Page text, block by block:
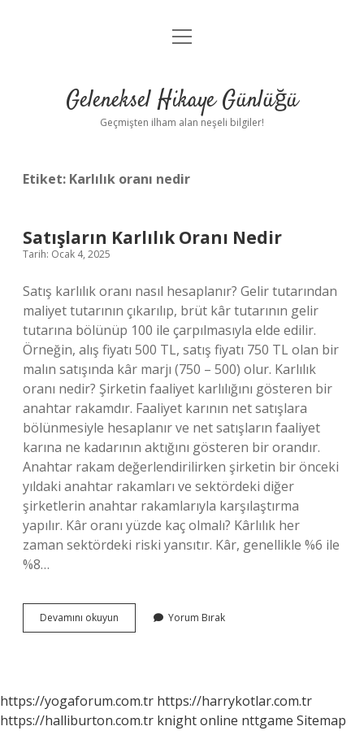
Anasayfa
Yasal Uyarı
menüyü
Geleneksel Hikaye Günlüğü
Geçmişten ilham alan neşeli bilgiler!
Etiket: Karlılık oranı nedir
Satışların Karlılık Oranı Nedir
Tarih: Ocak 4, 2025
Satış karlılık oranı nasıl hesaplanır? Gelir tutarından
maliyet tutarının çıkarılıp, brüt kâr tutarının gelir
tutarına bölünüp 100 ile çarpılmasıyla elde edilir.
Örneğin, alış fiyatı 500 TL, satış fiyatı 750 TL olan bir
malın satışında kâr marjı (750 – 500) olur. Karlılık
oranı nedir? Şirketin faaliyet karlılığını gösteren bir
anahtar rakamdır. Faaliyet karının net satışlara
bölünmesiyle hesaplanır ve net satışların faaliyet
karına ne kadarının aktığını gösteren bir orandır.
Anahtar rakam değerlendirilirken şirketin bir önceki
yıldaki anahtar rakamları ve sektördeki diğer
şirketlerin anahtar rakamlarıyla karşılaştırma
yapılır. Kâr oranı yüzde kaç olmalı? Kârlılık her
zaman sektördeki riski yansıtır. Kâr, genellikle %6 ile
%8…
Devamını okuyun Satışların
Karlılık
Yorum Bırak
https://yogaforum.com.tr https://harrykotlar.com.tr
https://halliburton.com.tr knight online nttgame Sitemap